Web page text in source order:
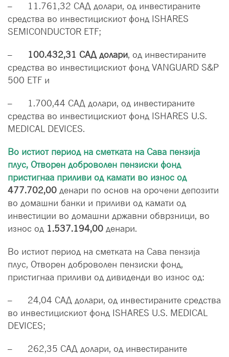
– 11.761,32 САД долари, од инвестираните
средства во инвестицискиот фонд ISHARES
SEMICONDUCTOR ETF;
– 100.432,31 САД долари, од инвестираните
средства во инвестицискиот фонд VANGUARD S&P
500 ETF и
– 1.700,44 САД долари, од инвестираните
средства во инвестицискиот фонд ISHARES U.S.
MEDICAL DEVICES.
Во истиот период на сметката на Сава пензија
плус, Отворен доброволен пензиски фонд
пристигнаа приливи од камати во износ од
477.702,00 денари по основ на орочени депозити
во домашни банки и приливи од камати од
инвестиции во домашни државни обврзници, во
износ од 1.537.194,00 денари.
Во истиот период на сметката на Сава пензија
плус, Отворен доброволен пензиски фонд,
пристигнаа приливи од дивиденди во износ од:
– 24,04 САД долари, од инвестираните средства
во инвестицискиот фонд ISHARES U.S. MEDICAL
DEVICES;
– 262,35 САД долари, од инвестираните